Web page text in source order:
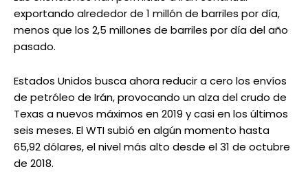
exportando alrededor de 1 millón de barriles por día,
menos que los 2,5 millones de barriles por día del año
pasado.
Estados Unidos busca ahora reducir a cero los envíos
de petróleo de Irán, provocando un alza del crudo de
Texas a nuevos máximos en 2019 y casi en los últimos
seis meses. El WTI subió en algún momento hasta
65,92 dólares, el nivel más alto desde el 31 de octubre
de 2018.